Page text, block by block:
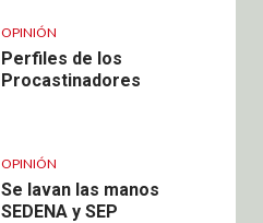
OPINIÓN
Perfiles de los
Procastinadores
OPINIÓN
Se lavan las manos
SEDENA y SEP